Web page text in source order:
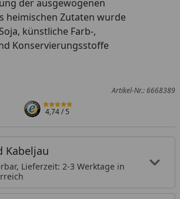
der ausgewogenen
heimischen Zutaten wurde
künstliche Farb-,
Konservierungsstoffe
Artikel-Nr.: 6668389
4,74/ 5
Kabeljau
Lieferzeit: 2-3 Werktage in